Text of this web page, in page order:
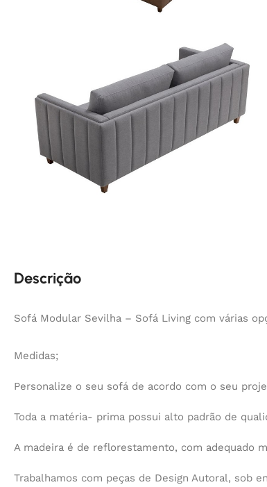
Descrição
Sofá Modular Sevilha – Sofá Living com várias
Medidas;
Personalize o seu sofá de acordo com o seu
Toda a matéria- prima possui alto padrão de
A madeira é de reflorestamento, com adequado
Trabalhamos com peças de Design Autoral, sob